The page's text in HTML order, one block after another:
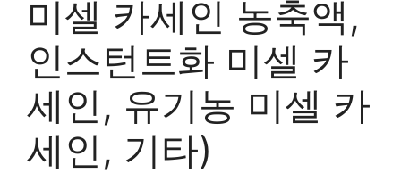
미셀 카세인 농축액,
인스턴트화 미셀 카
세인, 유기농 미셀 카
세인, 기타)